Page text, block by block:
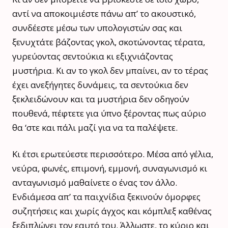
αντί να αποκοιμιέστε πάνω απ’ το ακουστικό,
συνδέεστε μέσω των υπολογιστών σας και
ξενυχτάτε βάζοντας γκολ, σκοτώνοντας τέρατα,
γυρεύοντας σεντούκια κι εξιχνιάζοντας
μυστήρια. Κι αν το γκολ δεν μπαίνει, αν το τέρας
έχει ανεξήγητες δυνάμεις, τα σεντούκια δεν
ξεκλειδώνουν και τα μυστήρια δεν οδηγούν
πουθενά, πέφτετε για ύπνο ξέροντας πως αύριο
θα ‘στε και πάλι μαζί για να τα παλέψετε.
Κι έτσι ερωτεύεστε περισσότερο. Μέσα από γέλια,
νεύρα, φωνές, επιμονή, εμμονή, συναγωνισμό κι
ανταγωνισμό μαθαίνετε ο ένας τον άλλο.
Ενδιάμεσα απ’ τα παιχνίδια ξεκινούν όμορφες
συζητήσεις και χωρίς άγχος και κόμπλεξ καθένας
ξεδιπλώνει τον εαυτό του. Άλλωστε, το κύριο και